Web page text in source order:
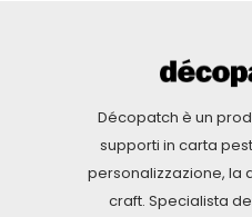
Décopatch è un
supporti in carta
personalizzazione, la
craft. Specialista